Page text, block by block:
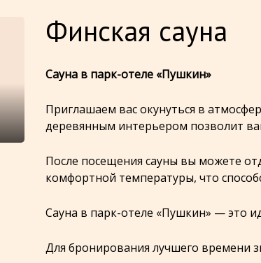
Финская сауна
Сауна в парк-отеле «Пушкин»
Приглашаем вас окунуться в
деревянным интерьером позволит
После посещения сауны вы можете
комфортной температуры, что
Сауна в парк-отеле «Пушкин» — это
Для бронирования лучшего времени